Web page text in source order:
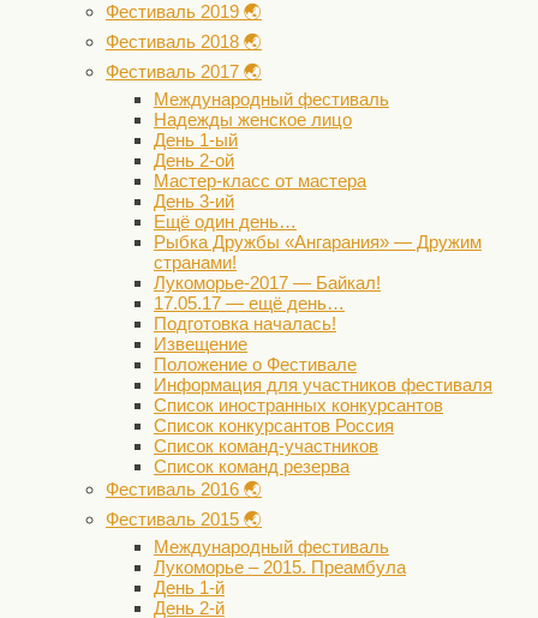
Фестиваль 2019 🌏
Фестиваль 2018 🌏
Фестиваль 2017 🌏
Международный фестиваль
Надежды женское лицо
День 1-ый
День 2-ой
Мастер-класс от мастера
День 3-ий
Ещё один день…
Рыбка Дружбы «Ангарания» — Дружим
странами!
Лукоморье-2017 — Байкал!
17.05.17 — ещё день…
Подготовка началась!
Извещение
Положение о Фестивале
Информация для участников фестиваля
Список иностранных конкурсантов
Список конкурсантов Россия
Список команд-участников
Список команд резерва
Фестиваль 2016 🌏
Фестиваль 2015 🌏
Международный фестиваль
Лукоморье – 2015. Преамбула
День 1-й
День 2-й